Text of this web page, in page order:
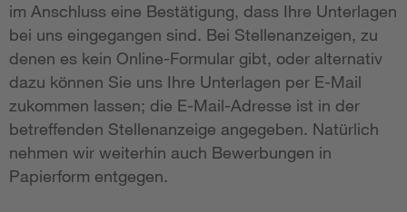
im Anschluss eine Bestätigung, dass Ihre Unterlagen
bei uns eingegangen sind. Bei Stellenanzeigen, zu
denen es kein Online-Formular gibt, oder alternativ
dazu können Sie uns Ihre Unterlagen per E-Mail
zukommen lassen; die E-Mail-Adresse ist in der
betreffenden Stellenanzeige angegeben. Natürlich
nehmen wir weiterhin auch Bewerbungen in
Papierform entgegen.